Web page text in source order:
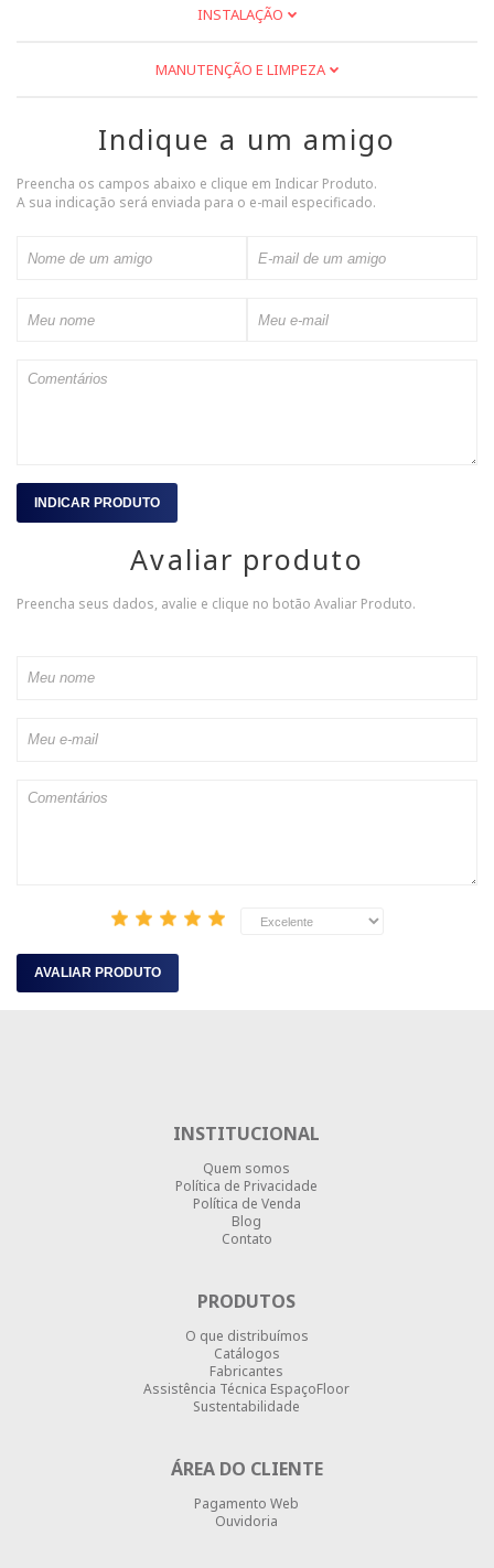
- Código do fabricante: 2 608 603 181
Marca
Bosch
Tipo de instalação
de desbaste para metal
INSTALAÇÃO
MANUTENÇÃO E LIMPEZA
Indique a um amigo
Preencha os campos abaixo e clique em Indicar Produto.
A sua indicação será enviada para o e-mail especificado.
INDICAR PRODUTO
Avaliar produto
Preencha seus dados, avalie e clique no botão Avaliar Produto.
AVALIAR PRODUTO
INSTITUCIONAL
Quem somos
Política de Privacidade
Política de Venda
Blog
Contato
PRODUTOS
O que distribuímos
Catálogos
Fabricantes
Assistência Técnica EspaçoFloor
Sustentabilidade
ÁREA DO CLIENTE
Pagamento Web
Ouvidoria